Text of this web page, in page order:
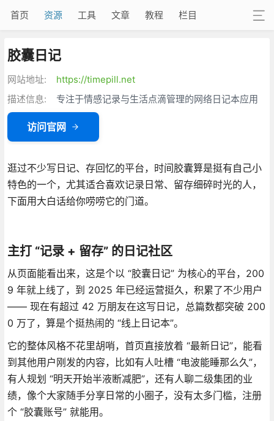
首页 资源 工具 文章 教程 栏目
胶囊日记
网站地址:
https://timepill.net
描述信息:
专注于情感记录与生活点滴管理的网络日记本应用
访问官网
逛过不少写日记、存回忆的平台，时间胶囊算是挺有自己小
特色的一个，尤其适合喜欢记录日常、留存细碎时光的人，
下面用大白话给你唠唠它的门道。
主打 “记录 + 留存” 的日记社区
从页面能看出来，这是个以 “胶囊日记” 为核心的平台，200
9 年就上线了，到 2025 年已经运营挺久，积累了不少用户
—— 现在有超过 42 万朋友在这写日记，总篇数都突破 200
0 万了，算是个挺热闹的 “线上日记本”。
它的整体风格不花里胡哨，首页直接放着 “最新日记”，能看
到其他用户刚发的内容，比如有人吐槽 “电波能睡那么久”，
有人规划 “明天开始半液断减肥”，还有人聊二级集团的业
绩，像个大家随手分享日常的小圈子，没有太多门槛，注册
个 “胶囊账号” 就能用。